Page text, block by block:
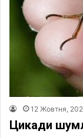
12 Жовтня,
Цикади